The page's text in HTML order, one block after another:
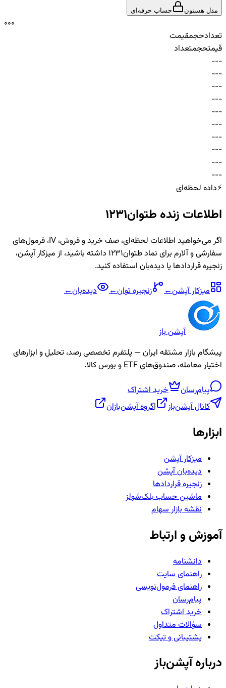
مدل هستون حساب حرفه‌ای
000
تعدادحجمقیمت
قیمتحجمتعداد
-
-
-
-
-
-
-
-
-
-
-
-
-
-
-
-
-
-
-
-
-
-
-
-
-
-
-
-
-
-
⚡داده لحظه‌ای
اطلاعات زنده طتوان1231
اگر می‌خواهید اطلاعات لحظه‌ای، صف خرید و فروش، IV، فرمول‌های
سفارشی و آلارم برای نمادطتوان1231
داشته باشید، از میزکار آپشن،
زنجیره قراردادها یا دیده‌بان استفاده کنید.
میزکار آپشن← زنجیرهتوان← دیده‌بان←
آپشن باز
پیشگام بازار مشتقه ایران — پلتفرم تخصصی رصد، تحلیل و ابزارهای
اختیار معامله، صندوق‌های ETF و بورس کالا.
پیام‌رسان
خرید اشتراک
کانال آپشن‌باز
|گروه آپشن‌بازان
ابزارها
میزکار آپشن
دیده‌بان آپشن
زنجیره قراردادها
ماشین حساب بلک‌شولز
نقشه بازار سهام
آموزش و ارتباط
دانشنامه
راهنمای سایت
راهنمای فرمول‌نویسی
پیام‌رسان
خرید اشتراک
سؤالات متداول
پشتیبانی و تیکت
درباره آپشن‌باز